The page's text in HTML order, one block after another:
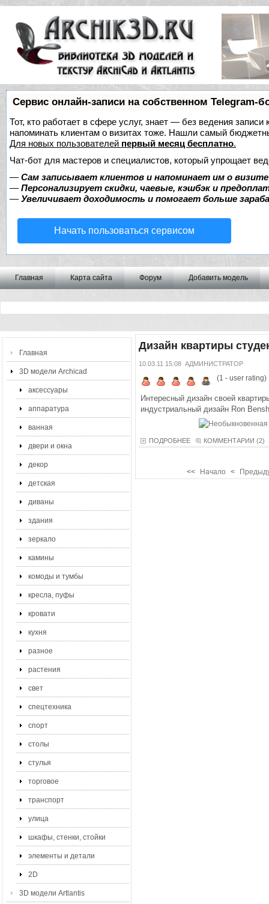
Сервис онлайн-записи на собственном Telegram-
Тот, кто работает в сфере услуг, знает — без ведения
напоминать клиентам о визитах тоже. Нашли самый
Для новых пользователей первый месяц бесплатно.
Чат-бот для мастеров и специалистов, который упрощает
— Сам записывает клиентов и напоминает им о
— Персонализирует скидки, чаевые, кэшбэк и
— Увеличивает доходимость и помогает больше
Начать пользоваться сервисом
Главная Карта сайта Форум Добавить модель
Главная
3D модели Archicad
аксессуары
аппаратура
ванная
двери и окна
декор
детская
диваны
здания
зеркало
камины
комоды и тумбы
кресла, пуфы
кровати
кухня
разное
растения
свет
спецтехника
спорт
столы
стулья
торговое
транспорт
улица
шкафы, стенки, стойки
элементы и детали
2D
3D модели Artlantis
Дизайн квартиры
10.03.11 15:08 АДМИНИСТРАТОР
(1 - user rating)
Интересный дизайн своей
индустриальный дизайн Ron
ПОДРОБНЕЕ КОММЕНТАРИИ (2)
<< Начало <